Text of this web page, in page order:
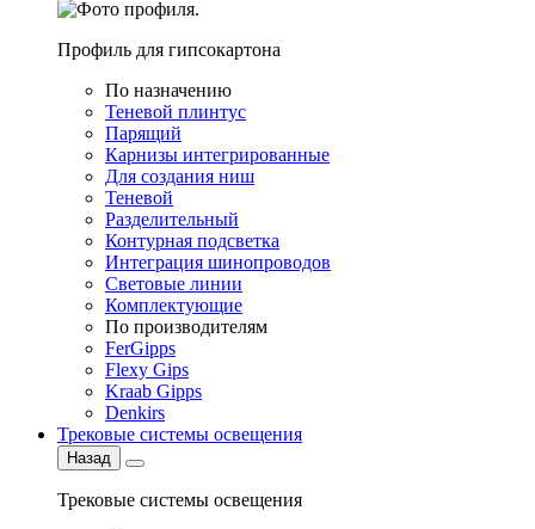
Профиль для гипсокартона
По назначению
Теневой плинтус
Парящий
Карнизы интегрированные
Для создания ниш
Теневой
Разделительный
Контурная подсветка
Интеграция шинопроводов
Световые линии
Комплектующие
По производителям
FerGipps
Flexy Gips
Kraab Gipps
Denkirs
Трековые системы освещения
Назад
Трековые системы освещения